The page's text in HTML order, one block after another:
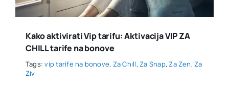
Kako aktivirati Vip tarifu: Aktivacija VIP ZA
CHILL tarife na bonove
Tags:vip tarife na bonove, Za Chill,Za Snap,Za Zen,Za
Ziv